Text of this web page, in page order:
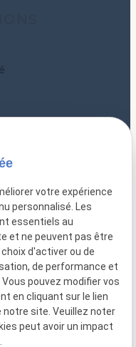
- 19h30
votre expérience
personnalisé. Les
essentiels au
et ne peuvent pas être
d'activer ou de
de performance et
pouvez modifier vos
en cliquant sur le lien
notre site. Veuillez noter
peut avoir un impact